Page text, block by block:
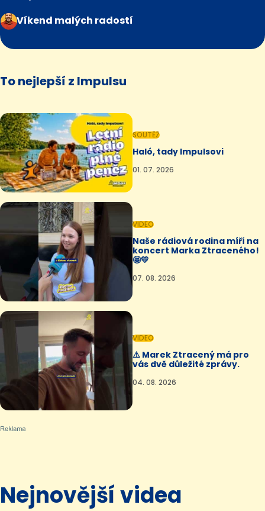
Víkend malých radostí
To nejlepší z Impulsu
SOUTĚŽ
Haló, tady Impulsovi
01. 07. 2026
VIDEO
Naše rádiová rodina míří na
koncert Marka Ztraceného!
🤩💛
07. 08. 2026
VIDEO
⚠️ Marek Ztracený má pro
vás dvě důležité zprávy.
04. 08. 2026
Nejnovější videa